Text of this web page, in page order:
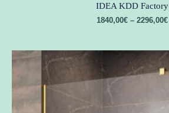
IDEA KDD Factory
1840,00€– 2296,00€